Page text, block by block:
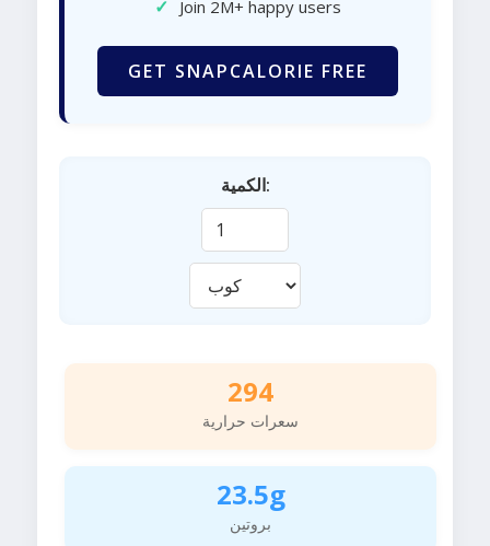
✓ Join 2M+ happy users
GET SNAPCALORIE FREE
الكمية:
294
سعرات حرارية
23.5g
بروتين